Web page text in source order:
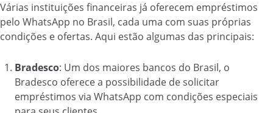
Várias instituições financeiras já oferecem empréstimos
pelo WhatsApp no Brasil, cada uma com suas próprias
condições e ofertas. Aqui estão algumas das principais:
Bradesco: Um dos maiores bancos do Brasil, o
Bradesco oferece a possibilidade de solicitar
empréstimos via WhatsApp com condições especiais